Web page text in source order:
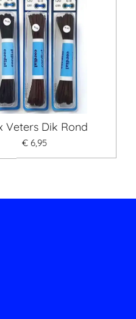
Veters Dik Rond
€ 6,95